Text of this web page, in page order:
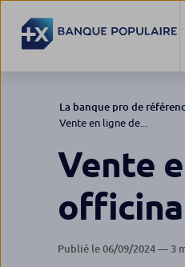
La banque pro de
Vente en ligne de...
Vente
Publié le 06/09/2024 — 3